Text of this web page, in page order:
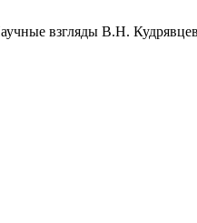
взгляды В.Н.